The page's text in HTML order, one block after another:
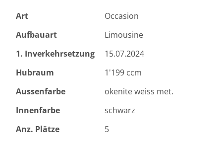
Art
Occasion
Aufbauart
Limousine
1. Inverkehrsetzung
15.07.2024
Hubraum
1'199 ccm
Aussenfarbe
okenite weiss met.
Innenfarbe
schwarz
Anz. Plätze
5